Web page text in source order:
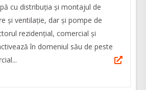
cu distribuția și montajul de
și ventilație, dar și pompe de
rezidențial, comercial și
în domeniul său de peste